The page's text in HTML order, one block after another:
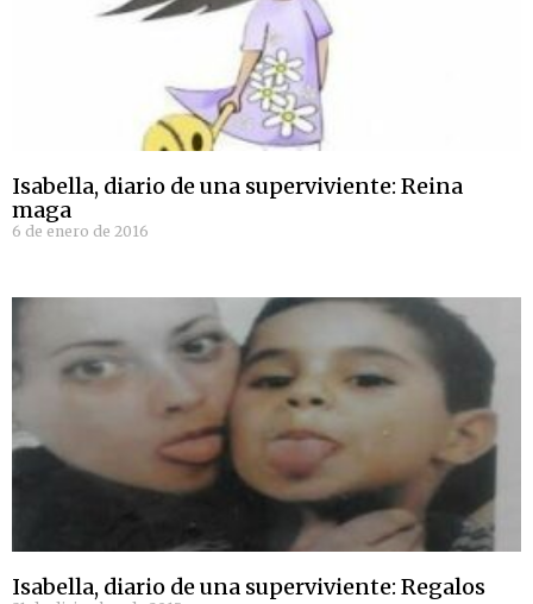
Isabella, diario de una superviviente: Reina
maga
6 de enero de 2016
Isabella, diario de una superviviente: Regalos